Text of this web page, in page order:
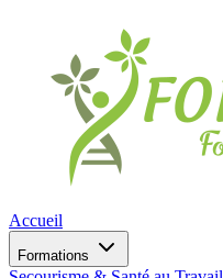
Accueil
Formations